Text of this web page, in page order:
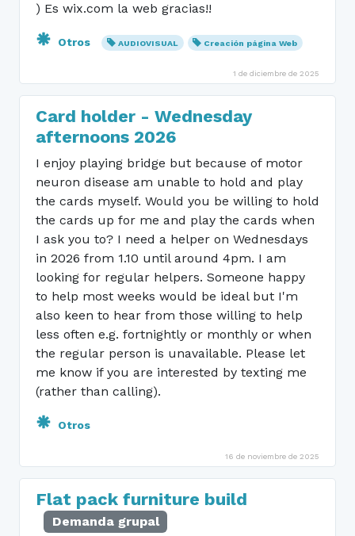
) Es wix.com la web gracias!!
Otros AUDIOVISUAL Creación página Web
1 de diciembre de 2025
Card holder - Wednesday
afternoons 2026
I enjoy playing bridge but because of motor
neuron disease am unable to hold and play
the cards myself. Would you be willing to hold
the cards up for me and play the cards when
I ask you to? I need a helper on Wednesdays
in 2026 from 1.10 until around 4pm. I am
looking for regular helpers. Someone happy
to help most weeks would be ideal but I'm
also keen to hear from those willing to help
less often e.g. fortnightly or monthly or when
the regular person is unavailable. Please let
me know if you are interested by texting me
(rather than calling).
Otros
16 de noviembre de 2025
Flat pack furniture build
Demanda grupal